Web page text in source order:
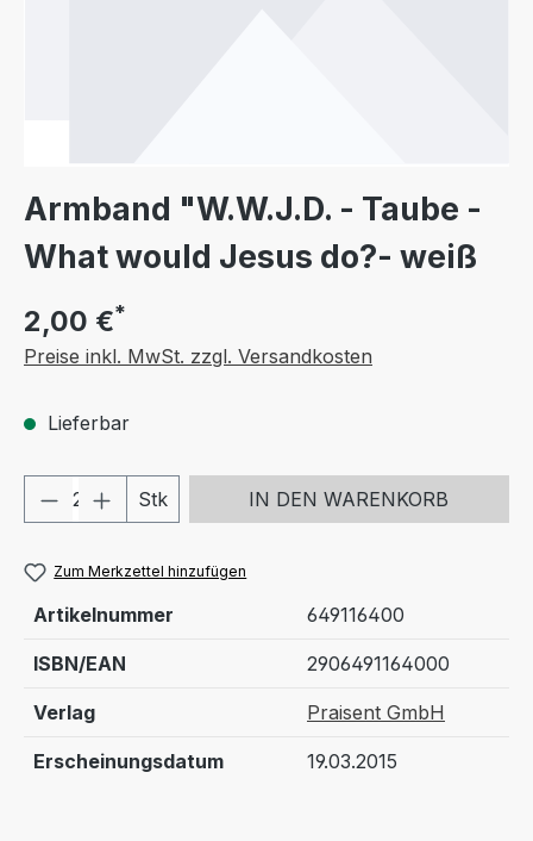
Armband "W.W.J.D. - Taube -
What would Jesus do?- weiß
2,00 €*
Preise inkl. MwSt. zzgl. Versandkosten
Lieferbar
Produkt Anzahl: Gib den
Stk IN DEN WARENKORB
Zum Merkzettel hinzufügen
Artikelnummer 649116400
ISBN/EAN 2906491164000
Verlag Praisent GmbH
Erscheinungsdatum 19.03.2015